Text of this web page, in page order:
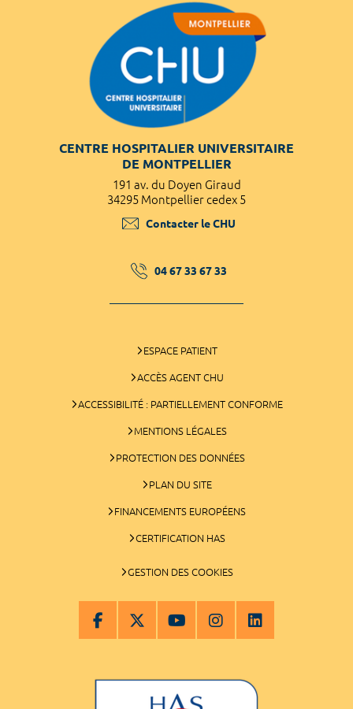
CENTRE HOSPITALIER UNIVERSITAIRE
DE MONTPELLIER
191 av. du Doyen Giraud
34295 Montpellier cedex 5
Contacter le CHU
04 67 33 67 33
ESPACE PATIENT
ACCÈS AGENT CHU
ACCESSIBILITÉ : PARTIELLEMENT CONFORME
MENTIONS LÉGALES
PROTECTION DES DONNÉES
PLAN DU SITE
FINANCEMENTS EUROPÉENS
CERTIFICATION HAS
GESTION DES COOKIES